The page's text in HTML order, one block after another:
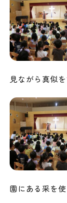
見ながら真似
園にある采を